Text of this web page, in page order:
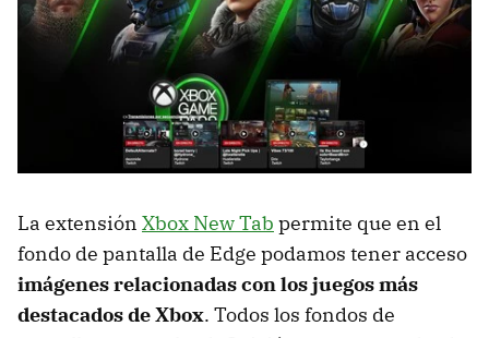
La extensión Xbox New Tab permite que en el
fondo de pantalla de Edge podamos tener acceso
imágenes relacionadas con los juegos más
destacados de Xbox. Todos los fondos de